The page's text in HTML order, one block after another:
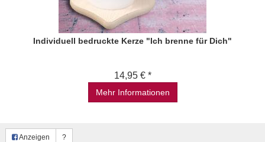
Individuell bedruckte Kerze "Ich brenne für Dich"
14,95 € *
Mehr Informationen
Anzeigen ?